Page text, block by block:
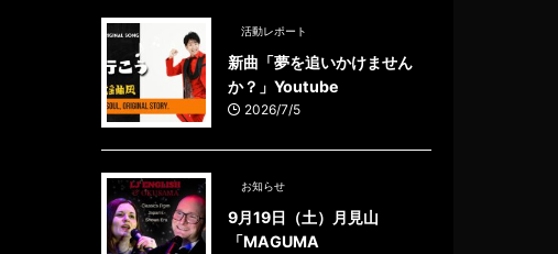
活動レポート
新曲「夢を追いかけません
か？」Youtube
2026/7/5
お知らせ
9月19日（土）月見山
「MAGUMA